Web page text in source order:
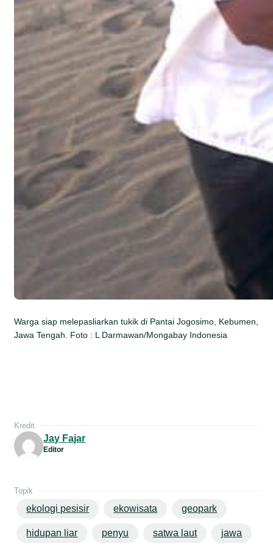
Warga siap melepasliarkan tukik di Pantai Jogosimo, Kebumen,
Jawa Tengah. Foto : L Darmawan/Mongabay Indonesia
Kredit
Jay Fajar
Editor
Topik
ekologi pesisir ekowisata geopark
hidupan liar penyu satwa laut jawa